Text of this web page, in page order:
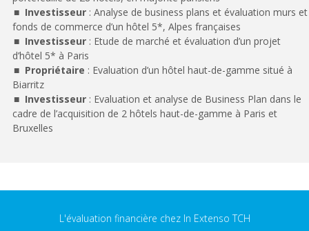
Investisseur : Analyse de business plans et évaluation murs et
fonds de commerce d’un hôtel 5*, Alpes françaises
Investisseur : Etude de marché et évaluation d’un projet
d’hôtel 5* à Paris
Propriétaire : Evaluation d’un hôtel haut-de-gamme situé à
Biarritz
Investisseur : Evaluation et analyse de Business Plan dans le
cadre de l’acquisition de 2 hôtels haut-de-gamme à Paris et
Bruxelles
L'évaluation financière chez In Extenso TCH